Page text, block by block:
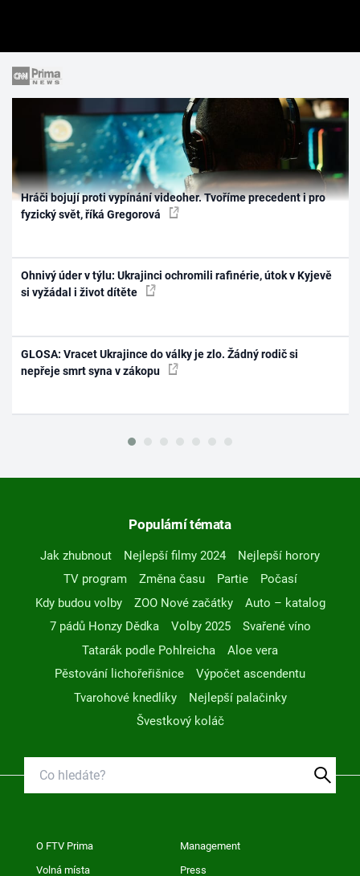
Hráči bojují proti vypínání videoher. Tvoříme precedent i pro
fyzický svět, říká Gregorová
Ohnivý úder v týlu: Ukrajinci ochromili rafinérie, útok v Kyjevě
si vyžádal i život dítěte
GLOSA: Vracet Ukrajince do války je zlo. Žádný rodič si
nepřeje smrt syna v zákopu
Populární témata
Jak zhubnout Nejlepší filmy 2024
Nejlepší horory
TV program
Změna času Partie
Počasí
Kdy budou volby
ZOO Nové začátky
Auto – katalog
7 pádů Honzy Dědka
Volby 2025
Svařené víno
Tatarák podle Pohlreicha
Aloe vera
Pěstování lichořeřišnice
Výpočet ascendentu
Tvarohové knedlíky
Nejlepší palačinky
Švestkový koláč
O FTV Prima Management
Volná místa Press